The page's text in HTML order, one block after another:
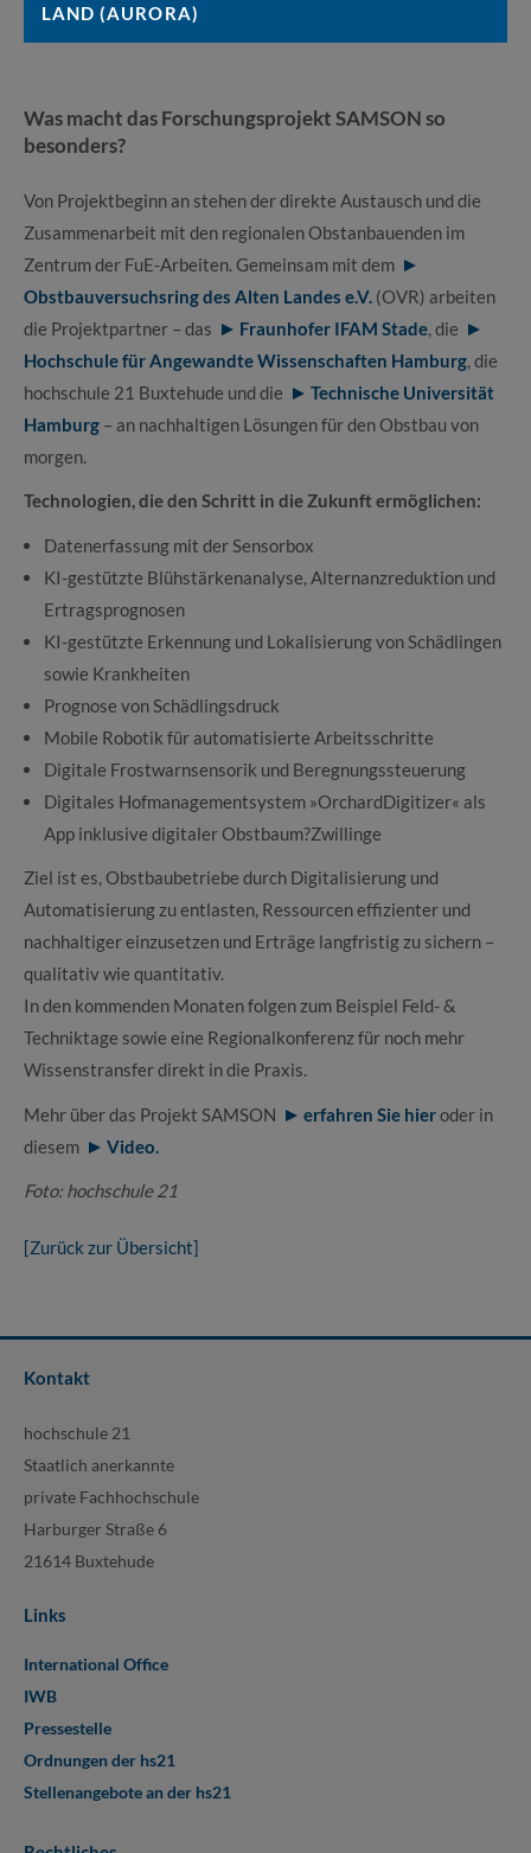
LAND (AURORA)
Was macht das Forschungsprojekt SAMSON so
besonders?
Von Projektbeginn an stehen der direkte Austausch und die
Zusammenarbeit mit den regionalen Obstanbauenden im
Zentrum der FuE-Arbeiten. Gemeinsam mit dem
Obstbauversuchsring des Alten Landes e.V. (OVR) arbeiten
die Projektpartner – das
Fraunhofer IFAM Stade, die
Hochschule für Angewandte Wissenschaften Hamburg, die
hochschule 21 Buxtehude und die
Technische Universität
Hamburg – an nachhaltigen Lösungen für den Obstbau von
morgen.
Technologien, die den Schritt in die Zukunft ermöglichen:
Datenerfassung mit der Sensorbox
KI-gestützte Blühstärkenanalyse, Alternanzreduktion und
Ertragsprognosen
KI-gestützte Erkennung und Lokalisierung von Schädlingen
sowie Krankheiten
Prognose von Schädlingsdruck
Mobile Robotik für automatisierte Arbeitsschritte
Digitale Frostwarnsensorik und Beregnungssteuerung
Digitales Hofmanagementsystem »OrchardDigitizer« als
App inklusive digitaler Obstbaum?Zwillinge
Ziel ist es, Obstbaubetriebe durch Digitalisierung und
Automatisierung zu entlasten, Ressourcen effizienter und
nachhaltiger einzusetzen und Erträge langfristig zu sichern –
qualitativ wie quantitativ.
In den kommenden Monaten folgen zum Beispiel Feld- &
Techniktage sowie eine Regionalkonferenz für noch mehr
Wissenstransfer direkt in die Praxis.
Mehr über das Projekt SAMSON erfahren Sie hieroder in
diesem
Video.
Foto: hochschule 21
[Zurück zur Übersicht]
Kontakt
hochschule 21
Staatlich anerkannte
private Fachhochschule
Harburger Straße 6
21614 Buxtehude
Links
International Office
IWB
Pressestelle
Ordnungen der hs21
Stellenangebote an der hs21